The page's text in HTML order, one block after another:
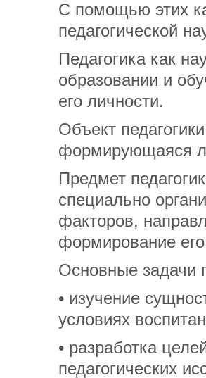
С помощью этих
педагогической
Педагогика как
образовании и
его личности.
Объект
формирующаяся
Предмет
специально
факторов,
формирование
Основные задачи
• изучение
условиях
• разработка
педагогических